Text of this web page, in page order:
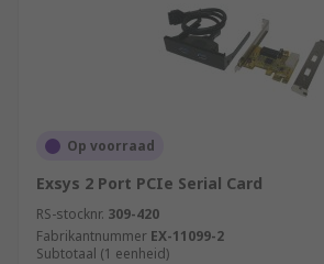
Op voorraad
Exsys 2 Port PCIe Serial Card
RS-stocknr. 309-420
Fabrikantnummer EX-11099-2
Subtotaal (1 eenheid)